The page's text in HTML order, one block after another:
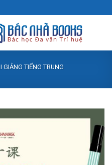
GIẢNG TIẾNG TRUNG